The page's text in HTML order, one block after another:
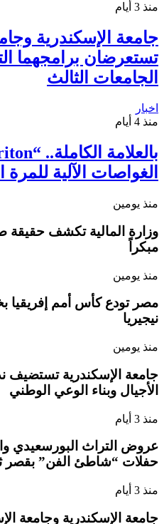
منذ 3 أيام
جامعة الإسكندرية
تستعرضان برامجهما
الجامعات الثالث
اخبار
منذ 4 أيام
الغواصات الآلية للمرة
منذ يومين
وزارة المالية تكشف
مبكراً
منذ يومين
مصر تودع كأس أمم إفريقيا
نيجيريا
منذ يومين
جامعة الإسكندرية تستضيف
الأجيال وبناء الوعي الوطني
منذ 3 أيام
عروض التراث البورسعيدي
حفلات “شاطئ الفن” بقصر
منذ 3 أيام
جامعة الإسكندرية وجامعة